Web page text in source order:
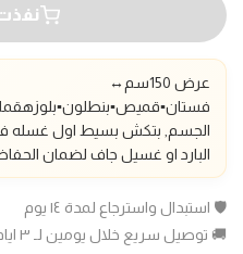
عرض 150سم
↔️
فستان▪️قميص▪️بنطلون▪️بلوزه
الجسم, بتكش بسيط اول غسله
البارد او غسيل جاف لضمان
🛡️ استبدال واسترجاع لمدة ١٤ يوم
🚚 توصيل سريع خلال يومين لـ ٣ ايام عمل